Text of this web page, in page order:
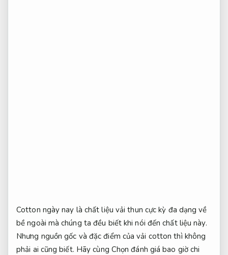
Cotton ngày nay là chất liệu vải thun cực kỳ đa dạng về
bề ngoài mà chúng ta đều biết khi nói đến chất liệu này.
Nhưng nguồn gốc và đặc điểm của vải cotton thì không
phải ai cũng biết. Hãy cùng Chọn đánh giá bao giờ chi